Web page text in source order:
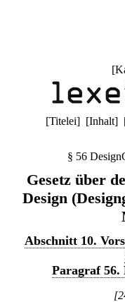
[
[Titelei] [Inhalt]
§ 56
Gesetz über
Design
Abschnitt 10.
Paragraf 56.